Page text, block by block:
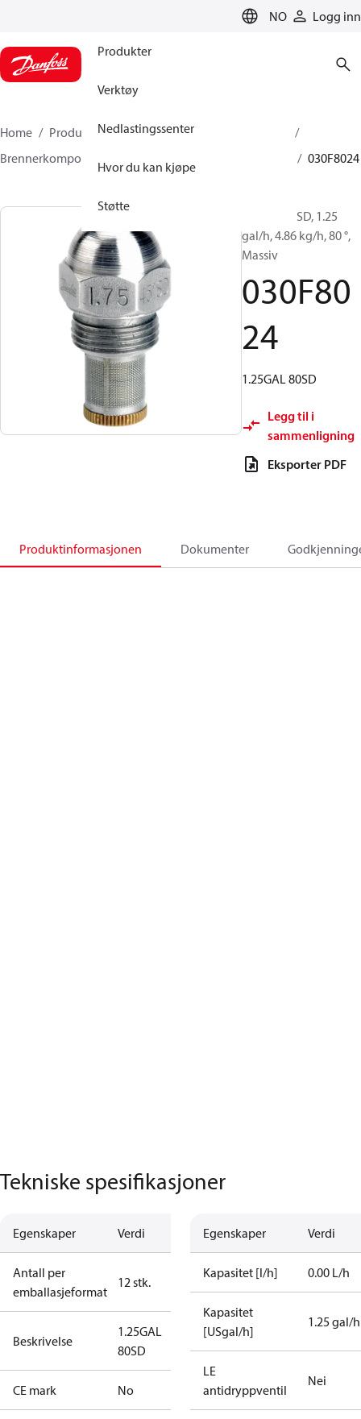
NO Logg inn
Produkter
Verktøy
Nedlastingssenter
Hvor du kan kjøpe
Støtte
Home Produkter
Klimaløsninger for oppvarming
Brennerkomponenter
030F8024
Oljedyser, SD, 1.25
gal/h, 4.86 kg/h, 80 °,
Massiv
030F80
24
1.25GAL 80SD
Legg til i
sammenligning
Eksporter PDF
Produktinformasjonen Dokumenter
Tekniske spesifikasjoner
Egenskaper Verdi
Antall per
emballasjeformat
12 stk.
Beskrivelse
1.25GAL
80SD
CE mark No
Egenskaper Verdi
Kapasitet [l/h] 0.00 L/h
Kapasitet
[USgal/h]
1.25 gal/h
LE
antidryppventil
Nei